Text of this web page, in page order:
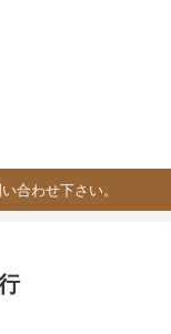
合わせ下さい。